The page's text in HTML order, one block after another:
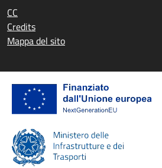
CC
Credits
Mappa del sito